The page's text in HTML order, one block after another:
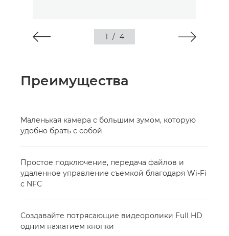
1 / 4
Преимущества
Маленькая камера с большим зумом, которую
удобно брать с собой
Простое подключение, передача файлов и
удаленное управление съемкой благодаря Wi-Fi
с NFC
Создавайте потрясающие видеоролики Full HD
одним нажатием кнопки